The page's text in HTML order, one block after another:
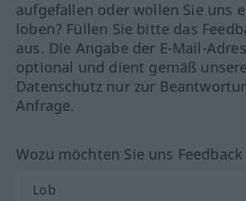
aufgefallen oder wollen Sie uns
loben? Füllen Sie bitte das
aus. Die Angabe der E-Mail-
optional und dient gemäß
Datenschutz nur zur
Anfrage.
Wozu möchten Sie uns